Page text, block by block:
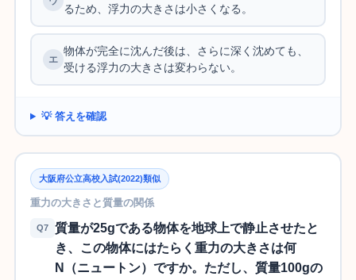
るため、浮力の大きさは小さくなる。
物体が完全に沈んだ後は、さらに深く沈めても、
受ける浮力の大きさは変わらない。
💡 答えを確認
大阪府公立高校入試(2022)類似
重力の大きさと質量の関係
Q7
質量が25gである物体を地球上で静止させたと
き、この物体にはたらく重力の大きさは何
N（ニュートン）ですか。ただし、質量100gの